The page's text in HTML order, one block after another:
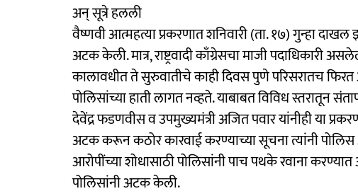
अन् सूत्रे हलली
वैष्णवी आत्महत्या प्रकरणात शनिवारी (ता. १७) गुन्हा
अटक केली. मात्र, राष्ट्रवादी काँग्रेसचा माजी पदाधिकारी
कालावधीत ते सुरुवातीचे काही दिवस पुणे परिसरातच
पोलिसांच्या हाती लागत नव्हते. याबाबत विविध स्तरातून
देवेंद्र फडणवीस व उपमुख्यमंत्री अजित पवार यांनीही या
अटक करून कठोर कारवाई करण्याच्या सूचना त्यांनी पोलिस
आरोपींच्या शोधासाठी पोलिसांनी पाच पथके रवाना
पोलिसांनी अटक केली.